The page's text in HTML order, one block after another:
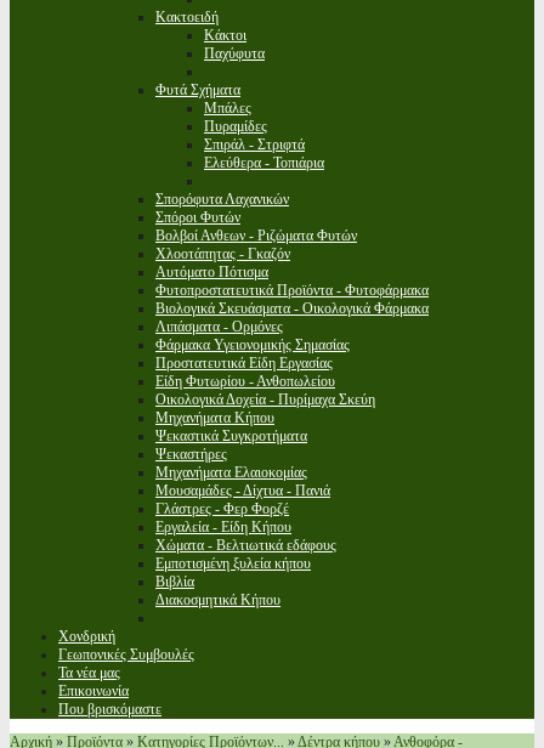
Κακτοειδή
Κάκτοι
Παχύφυτα
Φυτά Σχήματα
Μπάλες
Πυραμίδες
Σπιράλ - Στριφτά
Ελεύθερα - Τοπιάρια
Σπορόφυτα Λαχανικών
Σπόροι Φυτών
Βολβοί Ανθεων - Ριζώματα Φυτών
Χλοοτάπητας - Γκαζόν
Αυτόματο Πότισμα
Φυτοπροστατευτικά Προϊόντα - Φυτοφάρμακα
Βιολογικά Σκευάσματα - Οικολογικά Φάρμακα
Λιπάσματα - Ορμόνες
Φάρμακα Υγειονομικής Σημασίας
Προστατευτικά Είδη Εργασίας
Είδη Φυτωρίου - Ανθοπωλείου
Οικολογικά Δοχεία - Πυρίμαχα Σκεύη
Μηχανήματα Κήπου
Ψεκαστικά Συγκροτήματα
Ψεκαστήρες
Μηχανήματα Ελαιοκομίας
Μουσαμάδες - Δίχτυα - Πανιά
Γλάστρες - Φερ Φορζέ
Εργαλεία - Είδη Κήπου
Χώματα - Βελτιωτικά εδάφους
Εμποτισμένη ξυλεία κήπου
Βιβλία
Διακοσμητικά Κήπου
Χονδρική
Γεωπονικές Συμβουλές
Τα νέα μας
Επικοινωνία
Που βρισκόμαστε
Αρχική » Προϊόντα » Κατηγορίες Προϊόντων... »Δέντρα κήπου »Ανθοφόρα -